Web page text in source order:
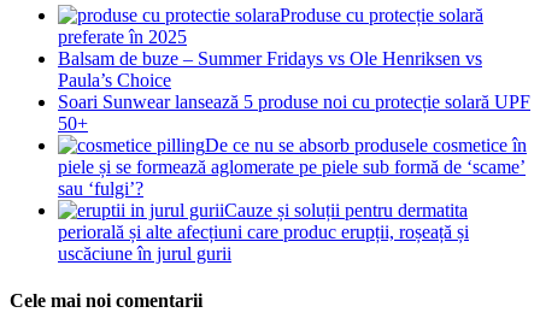
Produse cu protecție solară
preferate în 2025
Balsam de buze – Summer Fridays vs Ole Henriksen vs
Paula’s Choice
Soari Sunwear lansează 5 produse noi cu protecție solară UPF
50+
De ce nu se absorb produsele cosmetice în
piele și se formează aglomerate pe piele sub formă de ‘scame’
sau ‘fulgi’?
Cauze și soluții pentru dermatita
periorală și alte afecțiuni care produc erupții, roșeață și
uscăciune în jurul gurii
Cele mai noi comentarii